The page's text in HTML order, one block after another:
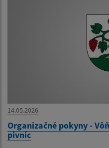
14.05.2026
Organizačné pokyny -
pivníc